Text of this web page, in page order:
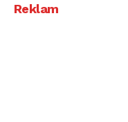
Reklam